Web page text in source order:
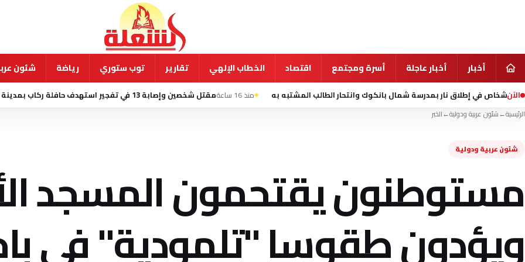
أخبار أخبار عاجلة أسرة ومجتمع اقتصاد الخطاب الإلهي تقارير توب ستوري رياضة شئون
الآن منذ 16 ساعة مقتل شخصين وإصابة 13 في تفجير استهدف حافلة ركاب بمدينة جرمانا السورية
الرئيسية←شئون عربية ودولية←الخبر
شئون عربية ودولية
مستوطنون يقتحمون المسجد
ويؤدون طقوسا "تلمودية" فى